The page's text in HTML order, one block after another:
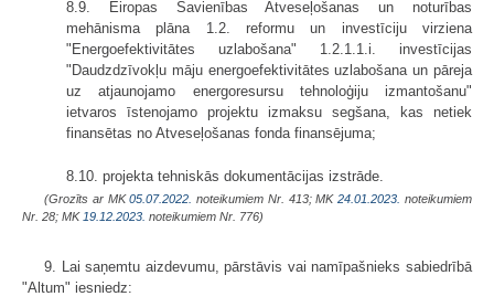
8.9. Eiropas Savienības Atveseļošanas un noturības
mehānisma plāna 1.2. reformu un investīciju virziena
"Energoefektivitātes uzlabošana" 1.2.1.1.i. investīcijas
"Daudzdzīvokļu māju energoefektivitātes uzlabošana un pāreja
uz atjaunojamo energoresursu tehnoloģiju izmantošanu"
ietvaros īstenojamo projektu izmaksu segšana, kas netiek
finansētas no Atveseļošanas fonda finansējuma;
8.10. projekta tehniskās dokumentācijas izstrāde.
(Grozīts ar MK05.07.2022. noteikumiem Nr. 413; MK24.01.2023. noteikumiem
Nr. 28; MK 19.12.2023. noteikumiem Nr. 776)
9. Lai saņemtu aizdevumu, pārstāvis vai namīpašnieks sabiedrībā
"Altum" iesniedz: